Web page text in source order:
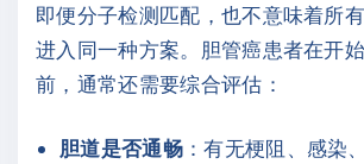
即便分子检测匹配，也不意味着所
进入同一种方案。胆管癌患者在开
前，通常还需要综合评估：
胆道是否通畅：有无梗阻、感染